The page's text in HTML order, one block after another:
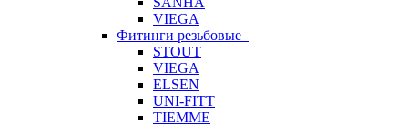
VIEGA
Фитинги резьбовые
STOUT
VIEGA
ELSEN
UNI-FITT
TIEMME